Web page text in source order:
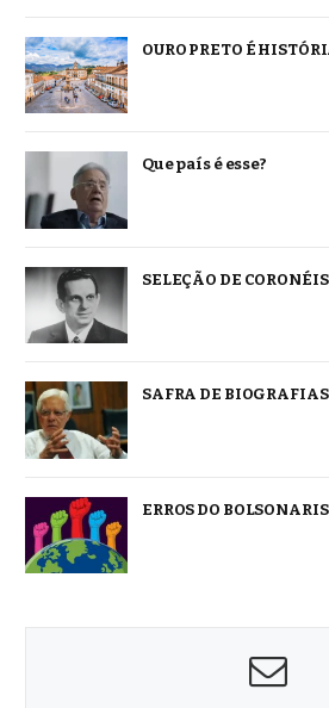
OURO PRETO É
Que país é esse?
SELEÇÃO DE CORONÉIS
SAFRA DE
ERROS DO